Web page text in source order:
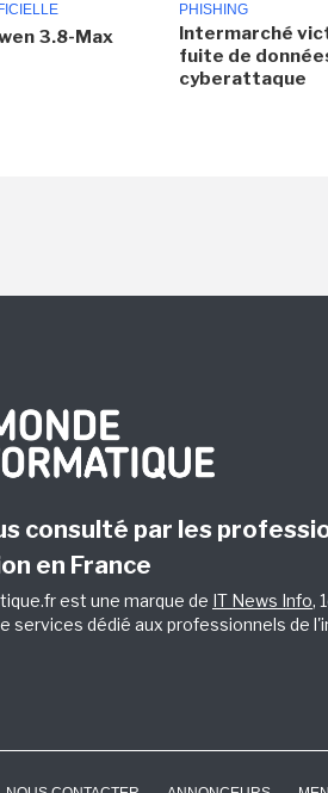
3.8-Max
PHISHING
Intermarché
fuite de
cyberattaque
consulté par les
en France
est une marque de IT News Info,
services dédié aux professionnels de